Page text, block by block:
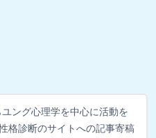
ング心理学を中心に活動を
格診断のサイトへの記事寄稿